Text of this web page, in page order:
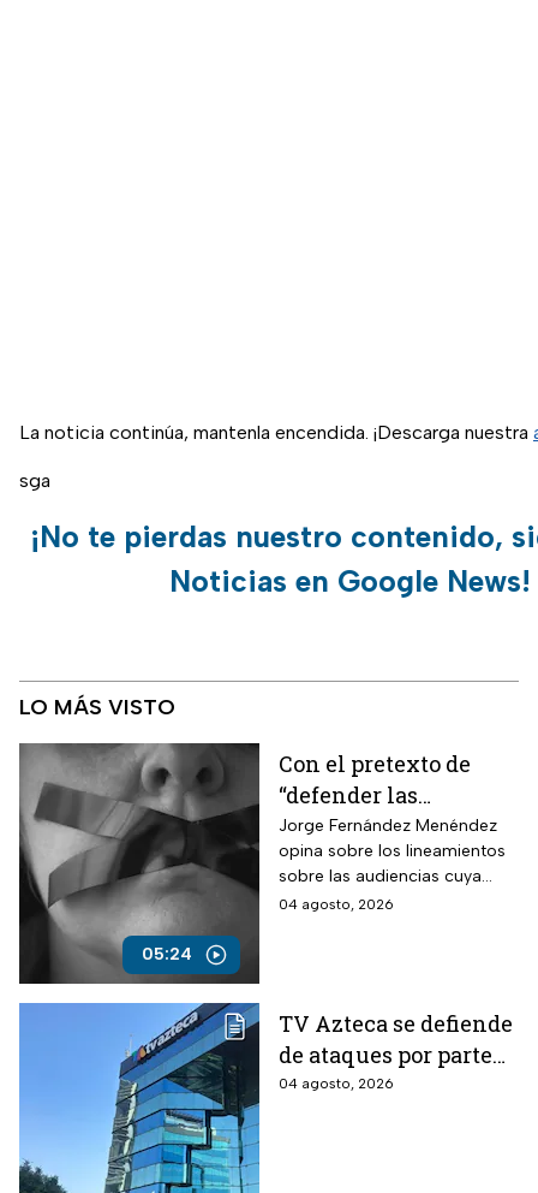
La noticia continúa, mantenla encendida. ¡Descarga nuestra
sga
¡No te pierdas nuestro contenido,
Noticias en Google News!
LO MÁS VISTO
05:24
Con el pretexto de
“defender las
audiencias”, crearán
un modelo de control
para silenciar la
crítica
Jorge Fernández Menéndez
opina sobre los lineamientos
sobre las audiencias cuya
finalidad es la censura y que
04 agosto, 2026
TV Azteca se defiende
de ataques por parte
del Gobierno de
04 agosto, 2026